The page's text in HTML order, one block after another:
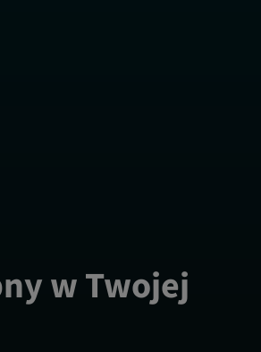
w Twojej